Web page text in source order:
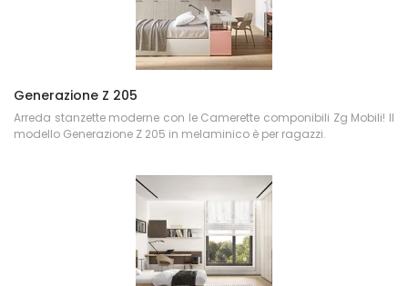
Generazione Z 205
Arreda stanzette moderne con le Camerette componibili Zg Mobili! Il
modello Generazione Z 205 in melaminico è per ragazzi.